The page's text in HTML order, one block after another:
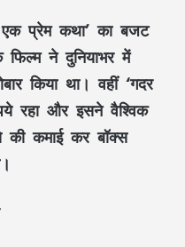
प्रेम कथा’ का बजट
ने दुनियाभर में
किया था। वहीं ‘गदर
रहा और इसने वैश्विक
कमाई कर बॉक्स